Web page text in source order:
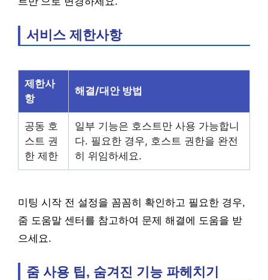
서비스 제한사항
제한사
항
해결/대안 방법
공동 호
스트 권
한 제한
일부 기능은 호스트만 사용 가능합니
다. 필요한 경우, 호스트 권한을 완전
히 위임하세요.
미팅 시작 전 설정을 꼼꼼히 확인하고 필요한 경우,
줌 도움말 센터를 참고하여 문제 해결에 도움을 받
으세요.
줌 사용 팁, 숨겨진 기능 파헤치기